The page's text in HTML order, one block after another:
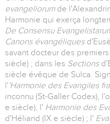
evangeliorumde
Harmonie qui exerça
De Consensu
Canons évangéliques
savant docteur des
siècle) ; dans les Sections
siècle évêque de Sulca.
l' 'Harmonie des Evangiles
inconnu (St-Galler Codex),
e siècle), l' Harmonie des
d'Héliand (IX e siècle) ; l'